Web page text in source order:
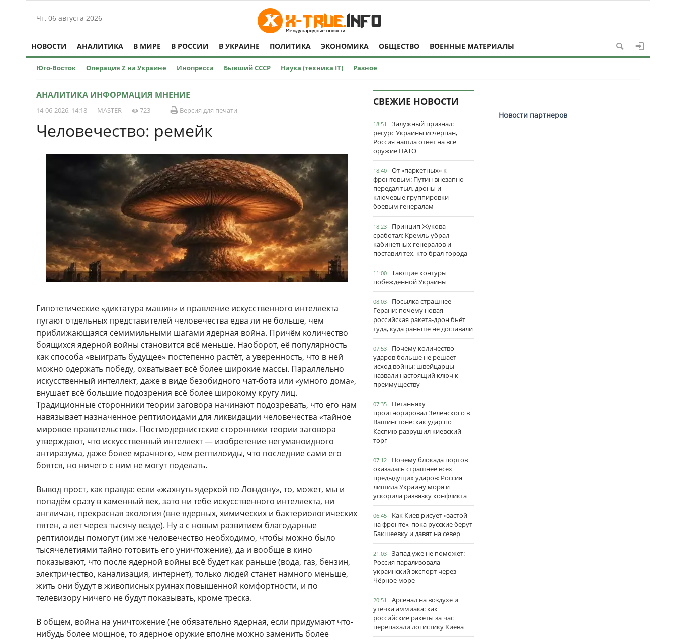
Чт, 06 августа 2026
НОВОСТИ АНАЛИТИКА В МИРЕ В РОССИИ В УКРАИНЕ ПОЛИТИКА ЭКОНОМИКА ОБЩЕСТВО ВОЕННЫЕ МАТЕРИАЛЫ
Юго-Восток Операция Z на Украине Инопресса Бывший СССР Наука (техника IT) Разное
АНАЛИТИКА ИНФОРМАЦИЯ МНЕНИЕ
14-06-2026, 14:18 MASTER 723 Версия для печати
Человечество: ремейк
Гипотетические «диктатура машин» и правление искусственного интеллекта
пугают отдельных представителей человечества едва ли не больше, чем
приближающаяся семимильными шагами ядерная война. Причём количество
боящихся ядерной войны становится всё меньше. Наоборот, её популярность
как способа «выиграть будущее» постепенно растёт, а уверенность, что в ней
можно одержать победу, охватывает всё более широкие массы. Параллельно
искусственный интеллект, даже в виде безобидного чат-бота или «умного дома»,
внушает всё большие подозрения всё более широкому кругу лиц.
Традиционные сторонники теории заговора начинают подозревать, что его нам
навязывает назначенное рептилоидами для ликвидации человечества «тайное
мировое правительство». Постмодернистские сторонники теории заговора
утверждают, что искусственный интеллект — изобретение негуманоидного
антиразума, даже более мрачного, чем рептилоиды, что последние сами его
боятся, но ничего с ним не могут поделать.
Вывод прост, как правда: если «жахнуть ядеркой по Лондону», то, может, мы и
попадём сразу в каменный век, зато ни тебе искусственного интеллекта, ни
англичан, прекрасная экология (вне ядерных, химических и бактериологических
пятен, а лет через тысячу везде). Ну а с новым развитием благодарные
рептилоиды помогут (им же человечество необходимо, чтобы можно было
тысячелетиями тайно готовить его уничтожение), да и вообще в кино
показывают, что после ядерной войны всё будет как раньше (вода, газ, бензин,
электричество, канализация, интернет), только людей станет намного меньше,
жить они будут в живописных руинах повышенной комфортности, и по
телевизору ничего не будут показывать, кроме треска.
В общем, война на уничтожение (не обязательно ядерная, если придумают что-
нибудь более мощное, то ядерное оружие вполне можно заменить более
СВЕЖИЕ НОВОСТИ
18:51
Залужный признал:
ресурс Украины исчерпан,
Россия нашла ответ на всё
оружие НАТО
18:40
От «паркетных» к
фронтовым: Путин внезапно
передал тыл, дроны и
ключевые группировки
боевым генералам
18:23
Принцип Жукова
сработал: Кремль убрал
кабинетных генералов и
поставил тех, кто брал города
11:00
Тающие контуры
побеждённой Украины
08:03
Посылка страшнее
Герани: почему новая
российская ракета-дрон бьёт
туда, куда раньше не доставали
07:53
Почему количество
ударов больше не решает
исход войны: швейцарцы
назвали настоящий ключ к
преимуществу
07:35
Нетаньяху
проигнорировал Зеленского в
Вашингтоне: как удар по
Каспию разрушил киевский
торг
07:12
Почему блокада портов
оказалась страшнее всех
предыдущих ударов: Россия
лишила Украину моря и
ускорила развязку конфликта
06:45
Как Киев рисует «застой
на фронте», пока русские берут
Бакшеевку и давят на север
21:03
Запад уже не поможет:
Россия парализовала
украинский экспорт через
Чёрное море
20:51
Арсенал на воздухе и
утечка аммиака: как
российские ракеты за час
перепахали логистику Киева
Новости партнеров